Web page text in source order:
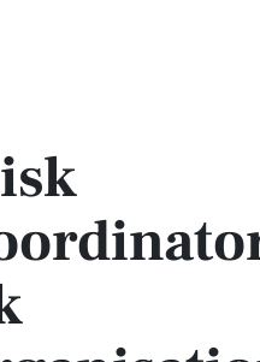
i dynamisk projektorganisation for